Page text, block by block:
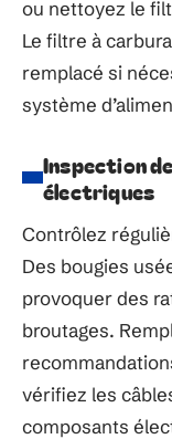
ou nettoyez le
Le filtre à
remplacé si
système
Inspection
électriques
Contrôlez
Des bougies
provoquer des
broutages.
vérifiez les
composants